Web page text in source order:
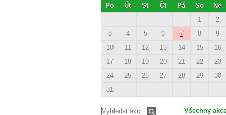
Po Út St Čt Pá So
Ne
1
2
3
4 5 6 7 8
9
10
11 12 13 14 15
16
17
18 19 20 21 22
23
24
25 26 27 28 29
30
31
Všechny